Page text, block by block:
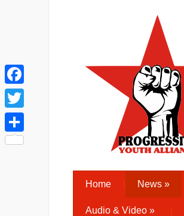
Home News »
Audio & Video »
Facebook
Twitter
Share